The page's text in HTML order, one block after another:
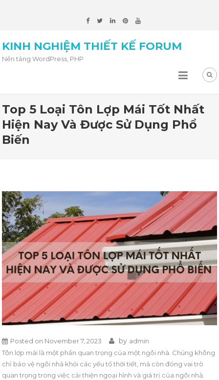
KINH NGHIỆM THIẾT KẾ FORUM
Nền tảng WordPress, PHP
Top 5 Loại Tôn Lợp Mái Tốt Nhất
Hiện Nay Và Được Sử Dụng Phổ
Biến
Posted on November 7, 2023 by admin
Tôn lợp mái là một phần quan trọng của một ngôi nhà. Chúng không
chỉ bảo vệ ngôi nhà khỏi các yếu tố thời tiết, mà còn đóng vai trò
quan trọng trong việc cải thiện ngoại hình và giá trị của ngôi nhà.